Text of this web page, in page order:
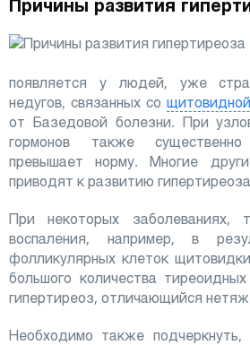
Причины развития
появляется у людей, уже
недугов, связанных со
от Базедовой болезни. При
гормонов также
превышает норму. Многие
приводят к развитию
При некоторых заболеваниях,
воспаления, например, в
фолликулярных клеток
большого количества
гипертиреоз, отличающийся
Необходимо также подчеркнуть,